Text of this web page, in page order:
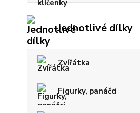
Jednotlivé dílky
Zvířátka
Figurky, panáčci